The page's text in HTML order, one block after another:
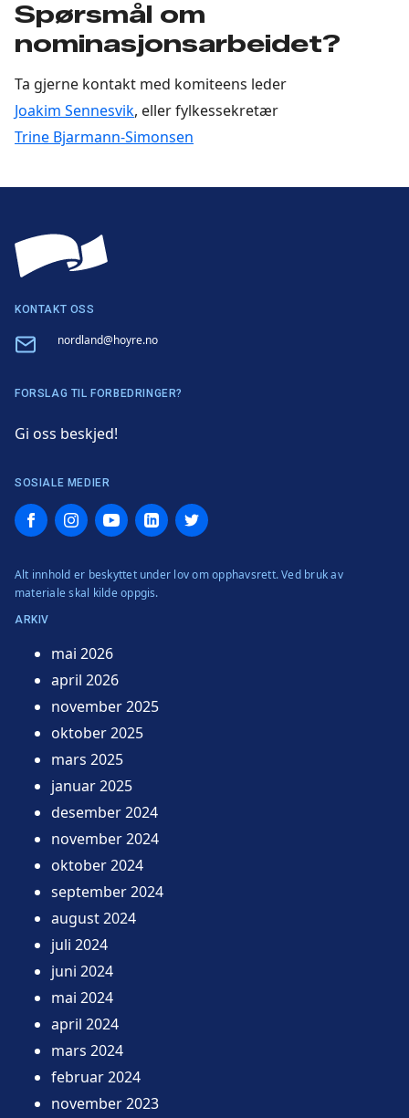
Spørsmål om
nominasjonsarbeidet?
Ta gjerne kontakt med komiteens leder
Joakim Sennesvik, eller fylkessekretær
Trine Bjarmann-Simonsen
KONTAKT OSS
Email nordland@hoyre.no
FORSLAG TIL FORBEDRINGER?
Gi oss beskjed!
SOSIALE MEDIER
FacebookInstagramYouTubeLinkedInTwitter
Alt innhold er beskyttet under lov om opphavsrett. Ved bruk av
materiale skal kilde oppgis.
ARKIV
mai 2026
april 2026
november 2025
oktober 2025
mars 2025
januar 2025
desember 2024
november 2024
oktober 2024
september 2024
august 2024
juli 2024
juni 2024
mai 2024
april 2024
mars 2024
februar 2024
november 2023